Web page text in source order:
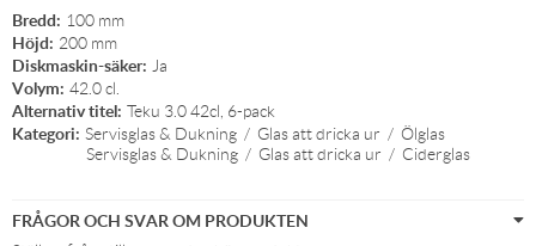
Bredd: 100 mm
Höjd: 200 mm
Diskmaskin-säker: Ja
Volym: 42.0 cl.
Alternativ titel: Teku 3.0 42cl, 6-pack
Kategori: Servisglas & Dukning / Glas att dricka ur / Ölglas
Servisglas & Dukning / Glas att dricka ur / Ciderglas
FRÅGOR OCH SVAR OM PRODUKTEN